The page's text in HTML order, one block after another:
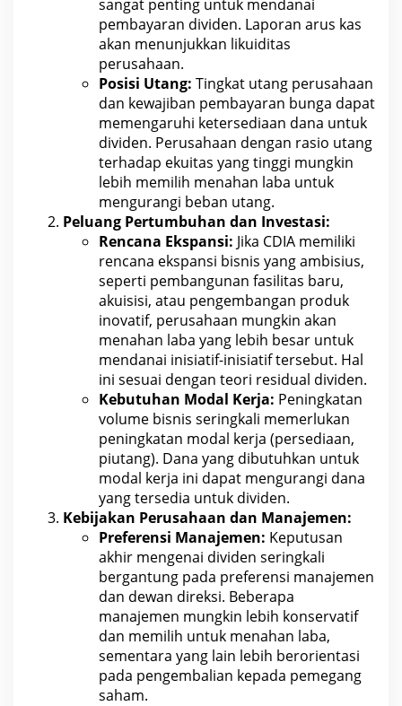
sangat penting untuk mendanai
pembayaran dividen. Laporan arus kas
akan menunjukkan likuiditas
perusahaan.
Posisi Utang: Tingkat utang perusahaan
dan kewajiban pembayaran bunga dapat
memengaruhi ketersediaan dana untuk
dividen. Perusahaan dengan rasio utang
terhadap ekuitas yang tinggi mungkin
lebih memilih menahan laba untuk
mengurangi beban utang.
Peluang Pertumbuhan dan Investasi:
Rencana Ekspansi: Jika CDIA memiliki
rencana ekspansi bisnis yang ambisius,
seperti pembangunan fasilitas baru,
akuisisi, atau pengembangan produk
inovatif, perusahaan mungkin akan
menahan laba yang lebih besar untuk
mendanai inisiatif-inisiatif tersebut. Hal
ini sesuai dengan teori residual dividen.
Kebutuhan Modal Kerja: Peningkatan
volume bisnis seringkali memerlukan
peningkatan modal kerja (persediaan,
piutang). Dana yang dibutuhkan untuk
modal kerja ini dapat mengurangi dana
yang tersedia untuk dividen.
Kebijakan Perusahaan dan Manajemen:
Preferensi Manajemen: Keputusan
akhir mengenai dividen seringkali
bergantung pada preferensi manajemen
dan dewan direksi. Beberapa
manajemen mungkin lebih konservatif
dan memilih untuk menahan laba,
sementara yang lain lebih berorientasi
pada pengembalian kepada pemegang
saham.